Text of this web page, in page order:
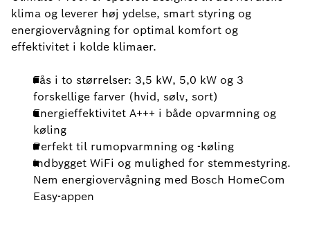
klima og leverer høj ydelse, smart styring og
energiovervågning for optimal komfort og
effektivitet i kolde klimaer.
Fås i to størrelser: 3,5 kW, 5,0 kW og 3
forskellige farver (hvid, sølv, sort)
Energieffektivitet A+++ i både opvarmning og
køling
Perfekt til rumopvarmning og -køling
Indbygget WiFi og mulighed for stemmestyring.
Nem energiovervågning med Bosch HomeCom
Easy-appen